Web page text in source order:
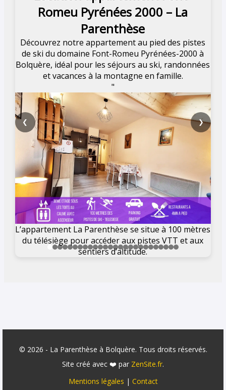
Romeu Pyrénées 2000 – La
Parenthèse
Découvrez notre appartement au pied des pistes
de ski du domaine Font-Romeu Pyrénées-2000 à
Bolquère, idéal pour les séjours au ski, randonnées
et vacances à la montagne en famille.
"
L’appartement La Parenthèse se situe à 100 mètres
du télésiège pour accéder aux pistes VTT et aux
sentiers d’altitude.
❮ ❯
© 2026 - La Parenthèse à Bolquère. Tous droits réservés.
Site créé avec ❤️ par ZenSite.fr.
Mentions légales | Contact